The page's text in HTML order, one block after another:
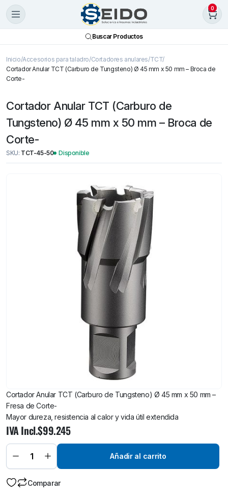
0
Buscar Productos
Inicio Accesorios para taladro Cortadores anulares TCT
Cortador Anular TCT (Carburo de Tungsteno) Ø 45 mm x 50 mm – Broca de
Corte-
Cortador Anular TCT (Carburo de
Tungsteno) Ø 45 mm x 50 mm – Broca de
Corte-
SKU: TCT-45-50 Disponible
Cortador Anular TCT (Carburo de Tungsteno) Ø 45 mm x 50 mm –
Fresa de Corte-
Mayor dureza, resistencia al calor y vida útil extendida
$99.245
IVA Incl.
Cortador
Anular TCT
(Carburo
de
Tungsteno)
Ø 45 mm x
50 mm –
Corte-
quantity
Añadir al carrito
Comparar